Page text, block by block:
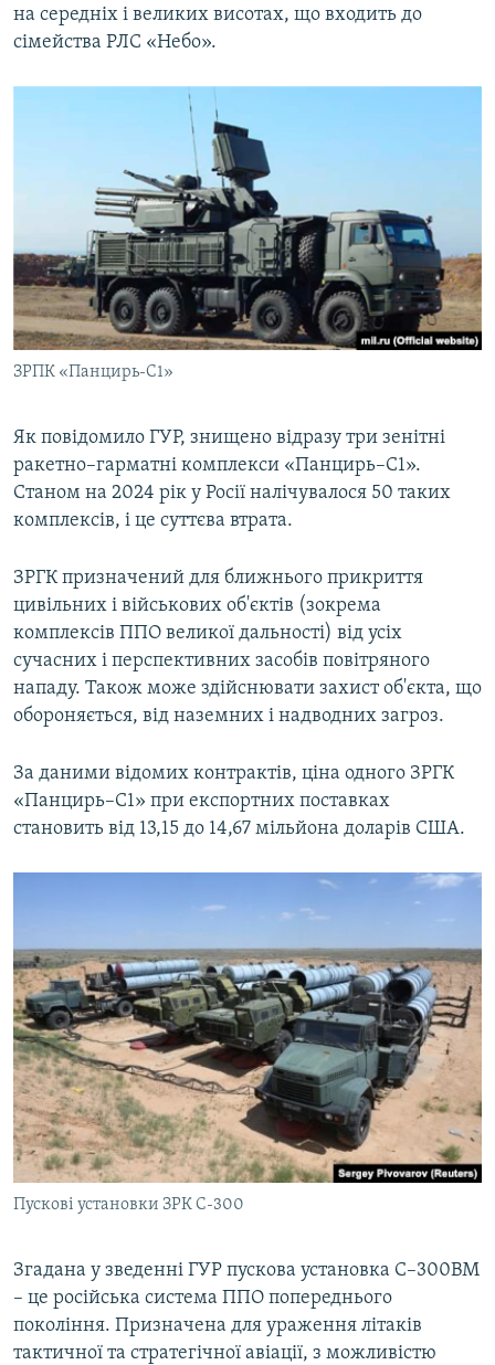
на середніх і великих висотах, що входить до
сімейства РЛС «Небо».
ЗРПК «Панцирь-С1»
Як повідомило ГУР, знищено відразу три зенітні
ракетно–гарматні комплекси «Панцирь–С1».
Станом на 2024 рік у Росії налічувалося 50 таких
комплексів, і це суттєва втрата.
ЗРГК призначений для ближнього прикриття
цивільних і військових об'єктів (зокрема
комплексів ППО великої дальності) від усіх
сучасних і перспективних засобів повітряного
нападу. Також може здійснювати захист об'єкта, що
обороняється, від наземних і надводних загроз.
За даними відомих контрактів, ціна одного ЗРГК
«Панцирь–С1» при експортних поставках
становить від 13,15 до 14,67 мільйона доларів США.
Пускові установки ЗРК С-300
Згадана у зведенні ГУР пускова установка С–300ВМ
– це російська система ППО попереднього
покоління. Призначена для ураження літаків
тактичної та стратегічної авіації, з можливістю